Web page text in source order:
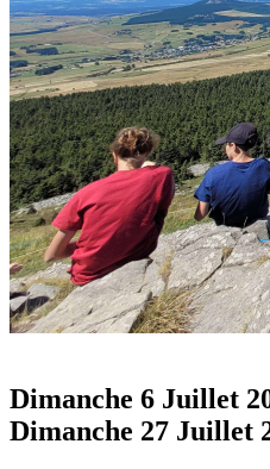
Dimanche 6 Juillet
Dimanche 27 Juillet